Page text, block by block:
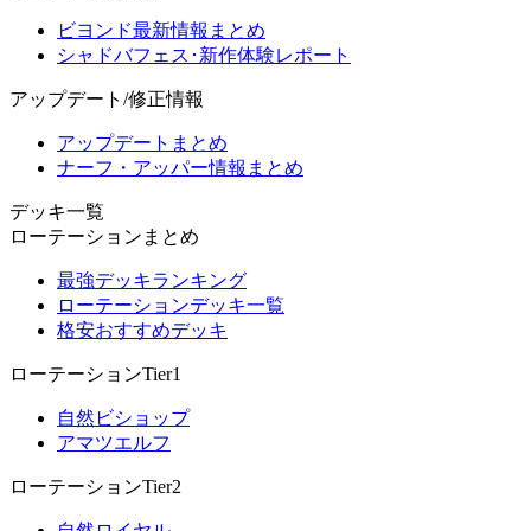
ビヨンド最新情報まとめ
シャドバフェス･新作体験レポート
アップデート/修正情報
アップデートまとめ
ナーフ・アッパー情報まとめ
デッキ一覧
ローテーションまとめ
最強デッキランキング
ローテーションデッキ一覧
格安おすすめデッキ
ローテーションTier1
自然ビショップ
アマツエルフ
ローテーションTier2